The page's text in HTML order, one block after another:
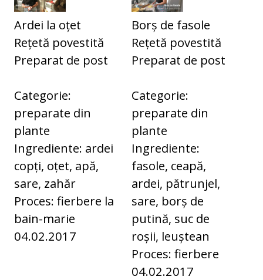
Ardei la oțet
Rețetă povestită
Preparat de post
Categorie:
preparate din
plante
Ingrediente: ardei
copți, oțet, apă,
sare, zahăr
Proces: fierbere la
bain-marie
04.02.2017
Borș de fasole
Rețetă povestită
Preparat de post
Categorie:
preparate din
plante
Ingrediente:
fasole, ceapă,
ardei, pătrunjel,
sare, borș de
putină, suc de
roșii, leuștean
Proces: fierbere
04.02.2017